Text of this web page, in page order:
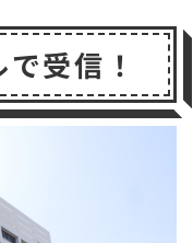
c
k
e
受信！